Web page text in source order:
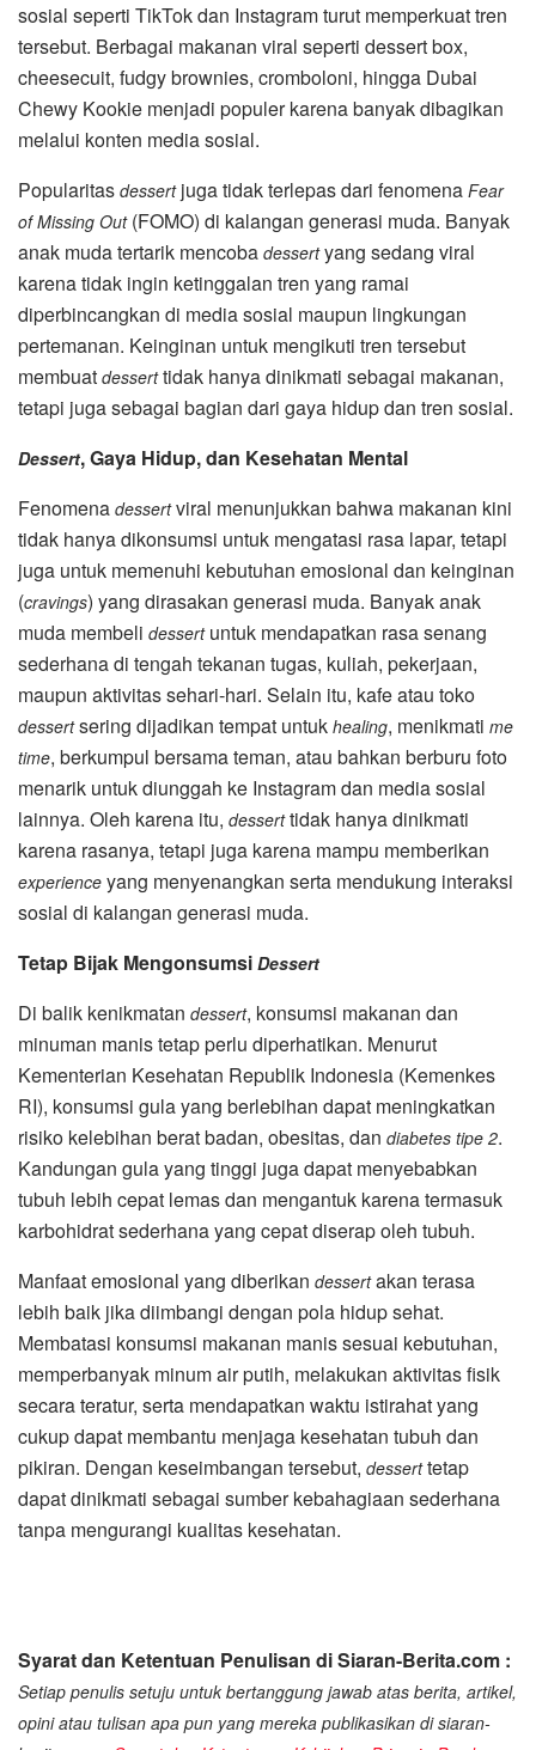
sosial seperti TikTok dan Instagram turut memperkuat tren
tersebut. Berbagai makanan viral seperti dessert box,
cheesecuit, fudgy brownies, cromboloni, hingga Dubai
Chewy Kookie menjadi populer karena banyak dibagikan
melalui konten media sosial.
Popularitas dessertjuga tidak terlepas dari fenomena Fear
of Missing Out(FOMO) di kalangan generasi muda. Banyak
anak muda tertarik mencoba dessertyang sedang viral
karena tidak ingin ketinggalan tren yang ramai
diperbincangkan di media sosial maupun lingkungan
pertemanan. Keinginan untuk mengikuti tren tersebut
membuat desserttidak hanya dinikmati sebagai makanan,
tetapi juga sebagai bagian dari gaya hidup dan tren sosial.
Dessert, Gaya Hidup, dan Kesehatan Mental
Fenomena dessertviral menunjukkan bahwa makanan kini
tidak hanya dikonsumsi untuk mengatasi rasa lapar, tetapi
juga untuk memenuhi kebutuhan emosional dan keinginan
(cravings) yang dirasakan generasi muda. Banyak anak
muda membeli dessertuntuk mendapatkan rasa senang
sederhana di tengah tekanan tugas, kuliah, pekerjaan,
maupun aktivitas sehari-hari. Selain itu, kafe atau toko
dessertsering dijadikan tempat untuk healing, menikmati me
time, berkumpul bersama teman, atau bahkan berburu foto
menarik untuk diunggah ke Instagram dan media sosial
lainnya. Oleh karena itu, desserttidak hanya dinikmati
karena rasanya, tetapi juga karena mampu memberikan
experience yang menyenangkan serta mendukung interaksi
sosial di kalangan generasi muda.
Tetap Bijak Mengonsumsi Dessert
Di balik kenikmatan dessert, konsumsi makanan dan
minuman manis tetap perlu diperhatikan. Menurut
Kementerian Kesehatan Republik Indonesia (Kemenkes
RI), konsumsi gula yang berlebihan dapat meningkatkan
risiko kelebihan berat badan, obesitas, dan diabetes tipe 2.
Kandungan gula yang tinggi juga dapat menyebabkan
tubuh lebih cepat lemas dan mengantuk karena termasuk
karbohidrat sederhana yang cepat diserap oleh tubuh.
Manfaat emosional yang diberikan dessertakan terasa
lebih baik jika diimbangi dengan pola hidup sehat.
Membatasi konsumsi makanan manis sesuai kebutuhan,
memperbanyak minum air putih, melakukan aktivitas fisik
secara teratur, serta mendapatkan waktu istirahat yang
cukup dapat membantu menjaga kesehatan tubuh dan
pikiran. Dengan keseimbangan tersebut, desserttetap
dapat dinikmati sebagai sumber kebahagiaan sederhana
tanpa mengurangi kualitas kesehatan.
Syarat dan Ketentuan Penulisan di Siaran-Berita.com :
Setiap penulis setuju untuk bertanggung jawab atas berita, artikel,
opini atau tulisan apa pun yang mereka publikasikan di siaran-